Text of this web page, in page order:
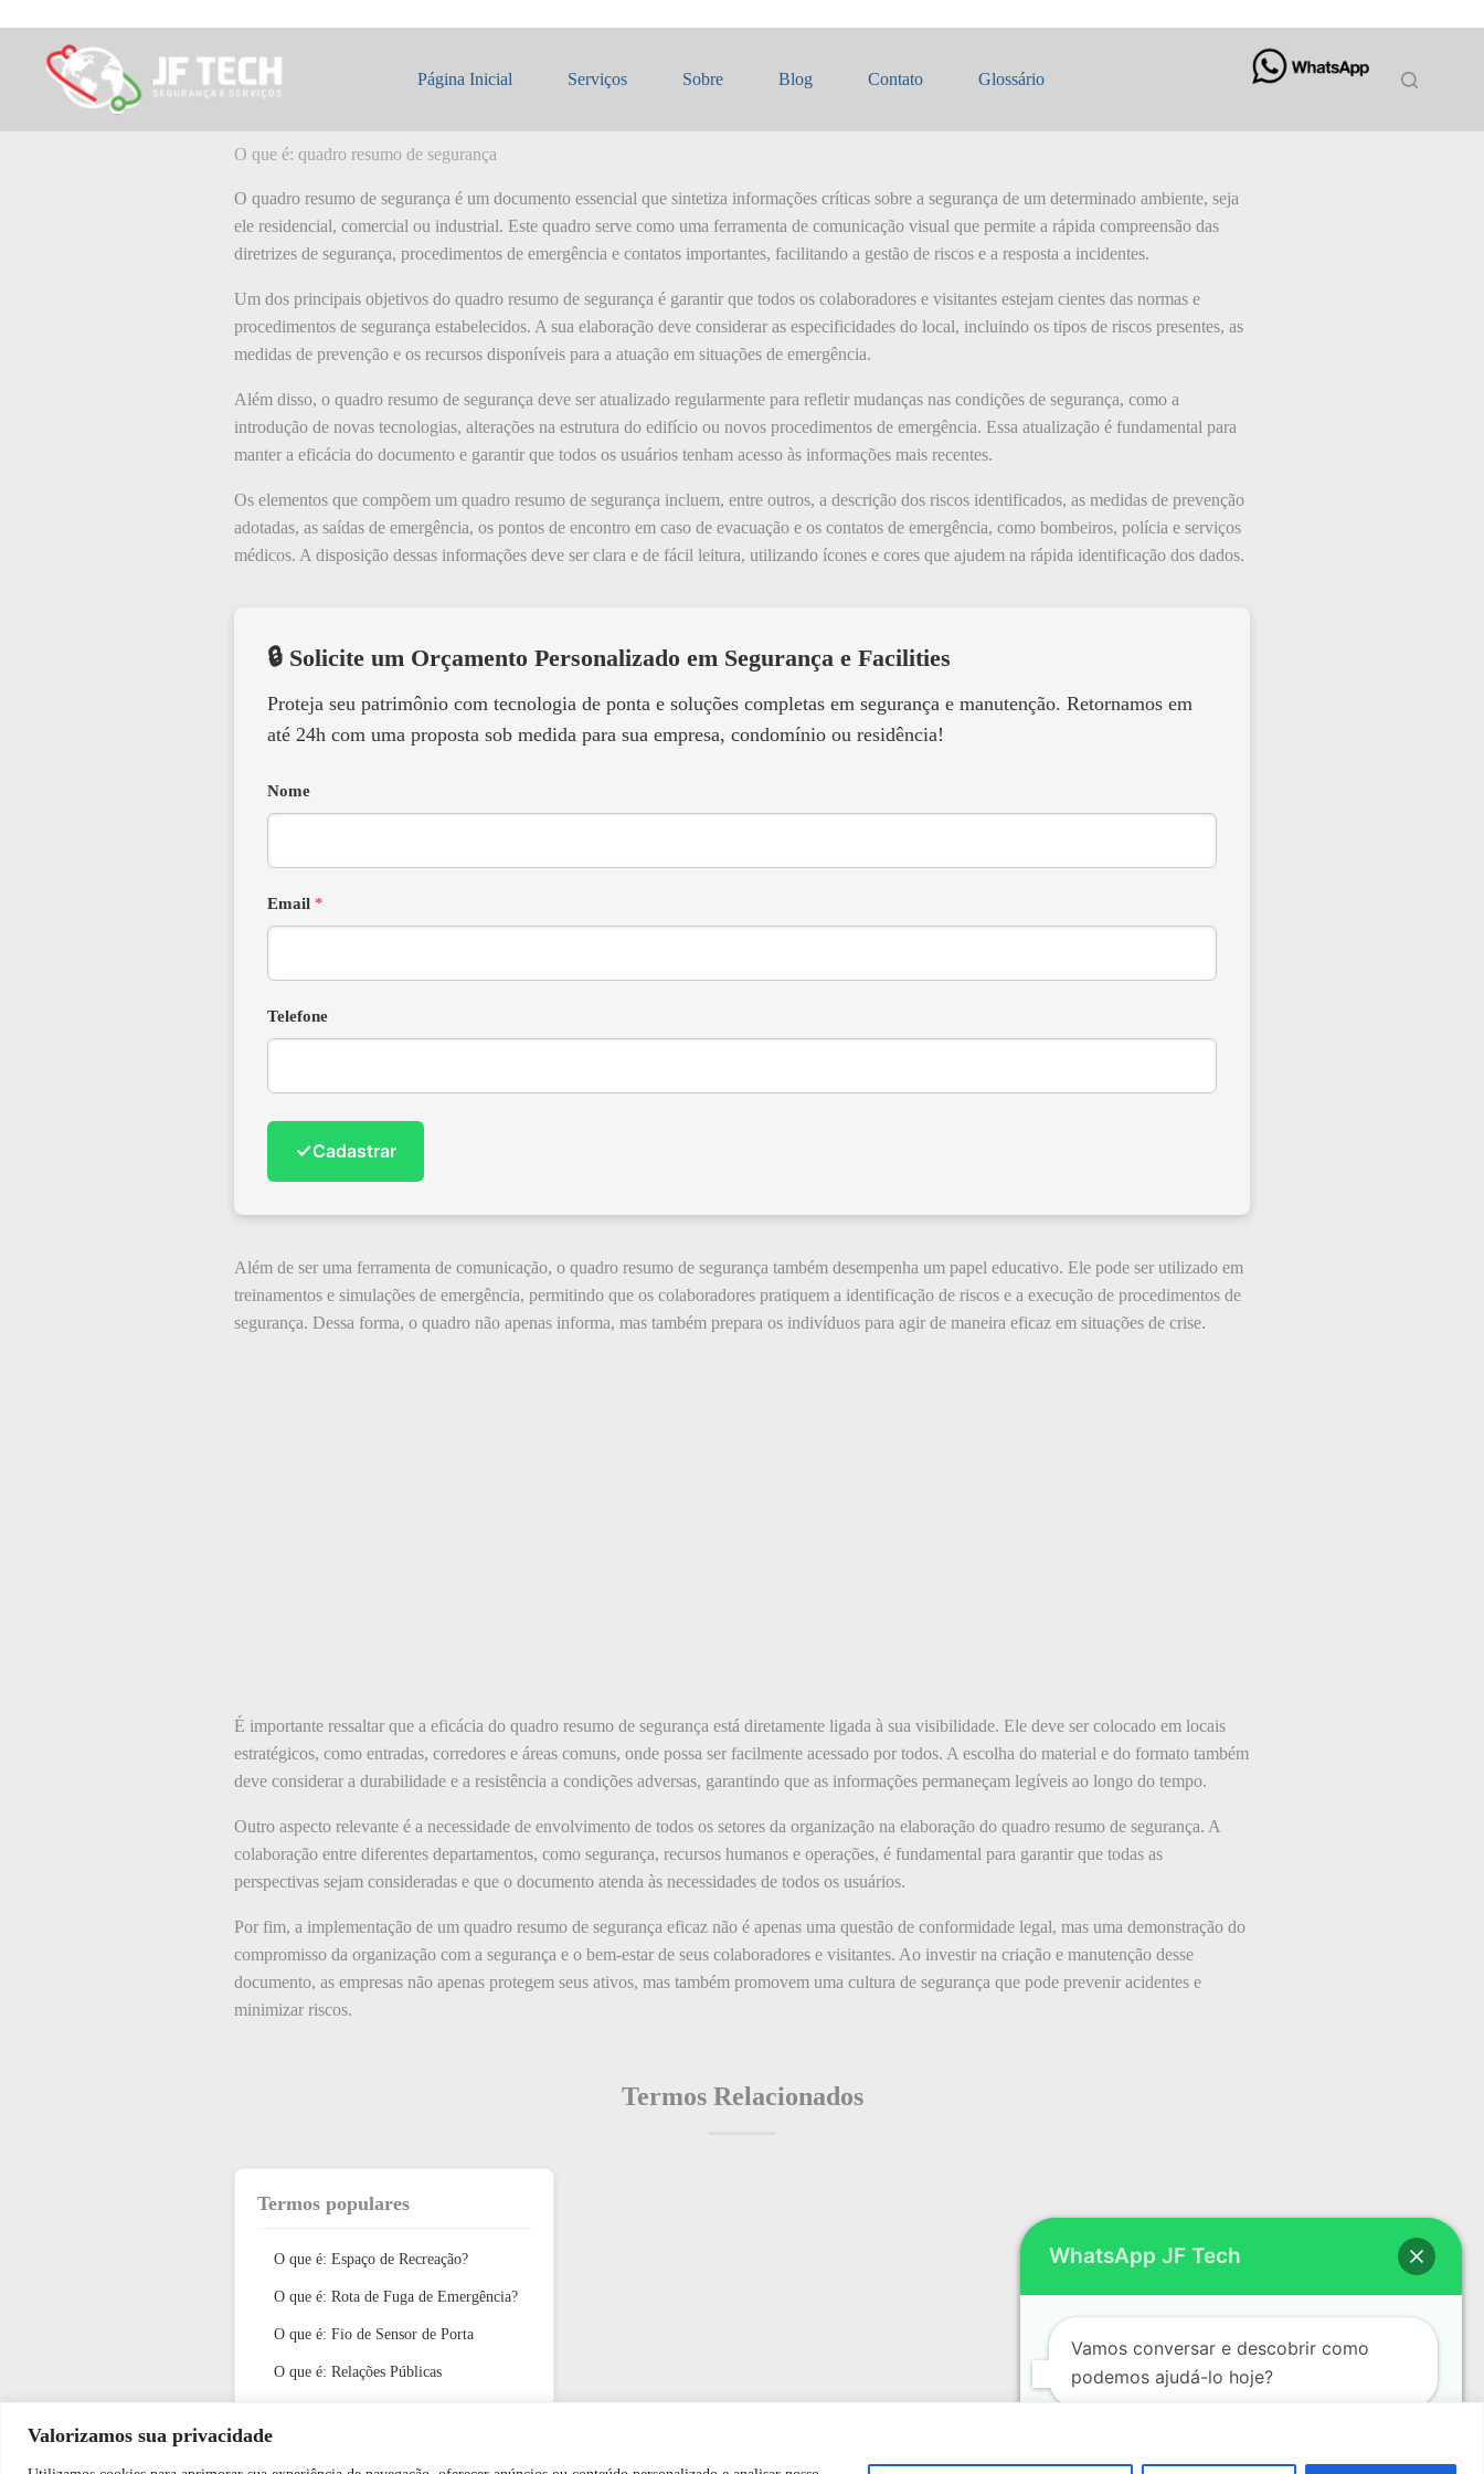
Valorizamos sua privacidade
para
conteúdo
Página Inicial Serviços Sobre Blog Contato Glossário
O que é: quadro resumo de segurança
O que é: quadro resumo de segurança
O quadro resumo de segurança é um documento essencial que sintetiza informações críticas sobre a segurança de um determinado ambiente, seja
ele residencial, comercial ou industrial. Este quadro serve como uma ferramenta de comunicação visual que permite a rápida compreensão das
diretrizes de segurança, procedimentos de emergência e contatos importantes, facilitando a gestão de riscos e a resposta a incidentes.
Um dos principais objetivos do quadro resumo de segurança é garantir que todos os colaboradores e visitantes estejam cientes das normas e
procedimentos de segurança estabelecidos. A sua elaboração deve considerar as especificidades do local, incluindo os tipos de riscos presentes, as
medidas de prevenção e os recursos disponíveis para a atuação em situações de emergência.
Além disso, o quadro resumo de segurança deve ser atualizado regularmente para refletir mudanças nas condições de segurança, como a
introdução de novas tecnologias, alterações na estrutura do edifício ou novos procedimentos de emergência. Essa atualização é fundamental para
manter a eficácia do documento e garantir que todos os usuários tenham acesso às informações mais recentes.
Os elementos que compõem um quadro resumo de segurança incluem, entre outros, a descrição dos riscos identificados, as medidas de prevenção
adotadas, as saídas de emergência, os pontos de encontro em caso de evacuação e os contatos de emergência, como bombeiros, polícia e serviços
médicos. A disposição dessas informações deve ser clara e de fácil leitura, utilizando ícones e cores que ajudem na rápida identificação dos dados.
🔒 Solicite um Orçamento Personalizado em Segurança e Facilities
Proteja seu patrimônio com tecnologia de ponta e soluções completas em segurança e manutenção. Retornamos em
até 24h com uma proposta sob medida para sua empresa, condomínio ou residência!
Nome
Email *
Telefone
✓Cadastrar
Além de ser uma ferramenta de comunicação, o quadro resumo de segurança também desempenha um papel educativo. Ele pode ser utilizado em
treinamentos e simulações de emergência, permitindo que os colaboradores pratiquem a identificação de riscos e a execução de procedimentos de
segurança. Dessa forma, o quadro não apenas informa, mas também prepara os indivíduos para agir de maneira eficaz em situações de crise.
É importante ressaltar que a eficácia do quadro resumo de segurança está diretamente ligada à sua visibilidade. Ele deve ser colocado em locais
estratégicos, como entradas, corredores e áreas comuns, onde possa ser facilmente acessado por todos. A escolha do material e do formato também
deve considerar a durabilidade e a resistência a condições adversas, garantindo que as informações permaneçam legíveis ao longo do tempo.
Outro aspecto relevante é a necessidade de envolvimento de todos os setores da organização na elaboração do quadro resumo de segurança. A
colaboração entre diferentes departamentos, como segurança, recursos humanos e operações, é fundamental para garantir que todas as
perspectivas sejam consideradas e que o documento atenda às necessidades de todos os usuários.
Por fim, a implementação de um quadro resumo de segurança eficaz não é apenas uma questão de conformidade legal, mas uma demonstração do
compromisso da organização com a segurança e o bem-estar de seus colaboradores e visitantes. Ao investir na criação e manutenção desse
documento, as empresas não apenas protegem seus ativos, mas também promovem uma cultura de segurança que pode prevenir acidentes e
minimizar riscos.
Termos Relacionados
Termos populares
O que é: Espaço de Recreação?
O que é: Rota de Fuga de Emergência?
O que é: Fio de Sensor de Porta
O que é: Relações Públicas
WhatsApp JF Tech
Vamos conversar e descobrir como
podemos ajudá-lo hoje?
Abrir bate-papo